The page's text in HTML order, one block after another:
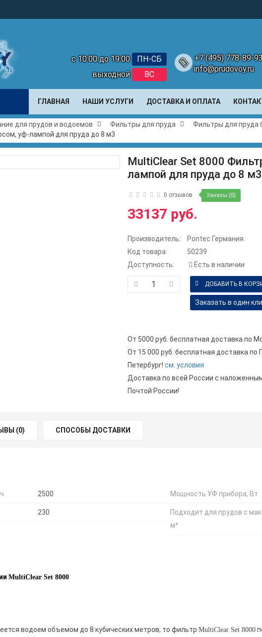
с 10:00 до 19:00
ПН-СБ
выходной
ВС
+7 (495) 778-89-
info@prudovoy.ru
ГЛАВНАЯ НАШИ УСЛУГИ ДОСТАВКА И ОПЛАТА
для прудов и водоемов Фильтры для пруда
Фильтры для пруда
уф-лампой для пруда до 8 м3
MultiClear Set 8000
лампой для пруда до 8 м3
0 отзывов Заказы (0)
33137 руб.
Производитель:
Pontec Германия
Код товара:
50239
Доступность:
Есть в наличии
Заказать в один
От 5000 руб. бесплатная доставка по
От 15 000 руб. бесплатная доставка
Петербург! см. условия
Доставка по всей России с
Почтой России!
(0) СПОСОБЫ ДОСТАВКИ
2500 Мощность УФ прибора, Вт
230
Подходит для прудов с
м³
MultiClear Set 8000
водоем объемом до 8 кубических метров, то фильтр MultiClear Set 8000